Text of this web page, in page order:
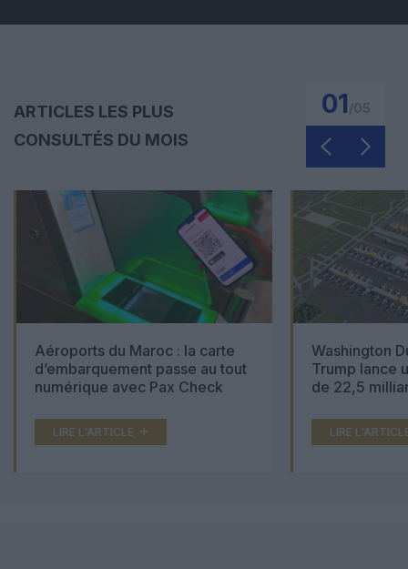
ARTICLES LES PLUS
CONSULTÉS DU MOIS
01
Aéroports du Maroc : la carte
d’embarquement passe au tout
numérique avec Pax Check
LIRE L'ARTICLE
Washington
Trump lance
de 22,5
LIRE